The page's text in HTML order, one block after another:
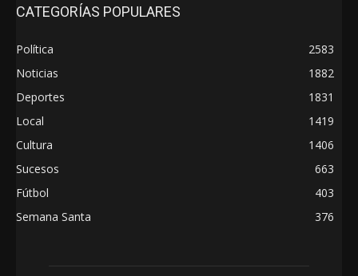
CATEGORÍAS POPULARES
Política
2583
Noticias
1882
Deportes
1831
Local
1419
Cultura
1406
Sucesos
663
Fútbol
403
Semana Santa
376